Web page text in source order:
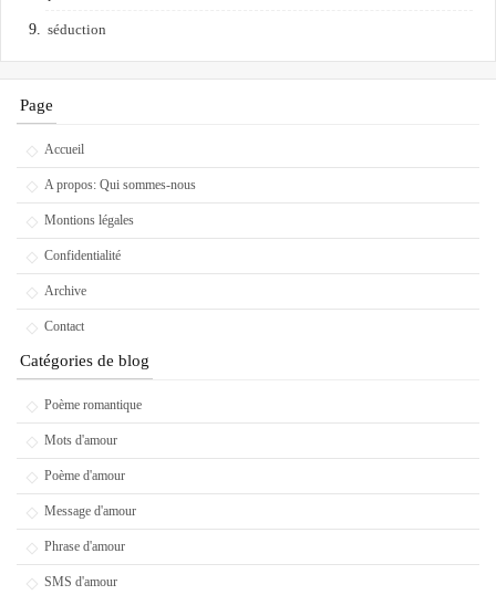
séduction
Page
Accueil
A propos: Qui sommes-nous
Montions légales
Confidentialité
Archive
Contact
Catégories de blog
Poème romantique
Mots d'amour
Poème d'amour
Message d'amour
Phrase d'amour
SMS d'amour